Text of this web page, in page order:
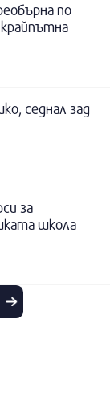
по
седнал зад
за
школа